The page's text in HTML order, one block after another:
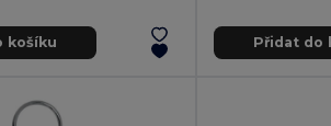
košíku Přidat do